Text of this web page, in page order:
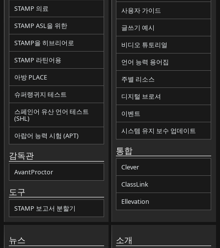
STAMP 의료
STAMP ASL을 위한
STAMP을 히브리어로
STAMP 라틴어용
아방 PLACE
슈퍼랭귀지 테스트
스페인어 유산 언어 테스트
(SHL)
아랍어 능력 시험 (APT)
감독관
AvantProctor
도구
STAMP 보고서 분할기
사용자 가이드
글쓰기 예시
비디오 튜토리얼
언어 능력 용어집
주별 리소스
디지털 브로셔
이벤트
시스템 유지 보수 업데이트
통합
Clever
ClassLink
Ellevation
뉴스 소개